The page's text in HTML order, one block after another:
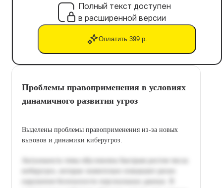
Полный текст доступен
в расширенной версии
Оплатить 399 р.
Проблемы правоприменения в условиях
динамичного развития угроз
Выделены проблемы правоприменения из-за новых
вызовов и динамики киберугроз.